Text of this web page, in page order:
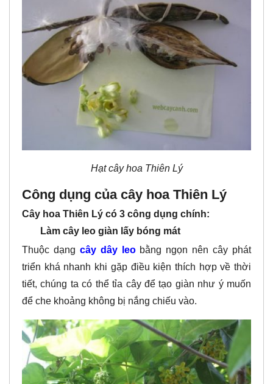
Hạt cây hoa Thiên Lý
Công dụng của cây hoa Thiên Lý
Cây hoa Thiên Lý có 3 công dụng chính:
Làm cây leo giàn lấy bóng mát
Thuộc dạng cây dây leobằng ngọn nên cây phát
triển khá nhanh khi gặp điều kiện thích hợp về thời
tiết, chúng ta có thể tỉa cây để tạo giàn như ý muốn
để che khoảng không bị nắng chiếu vào.